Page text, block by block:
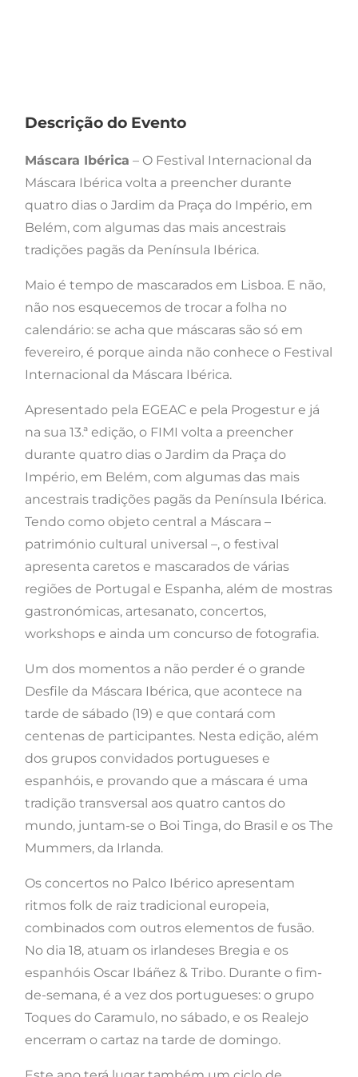
Descrição do Evento
Máscara Ibérica – O Festival Internacional da
Máscara Ibérica volta a preencher durante
quatro dias o Jardim da Praça do Império, em
Belém, com algumas das mais ancestrais
tradições pagãs da Península Ibérica.
Maio é tempo de mascarados em Lisboa. E não,
não nos esquecemos de trocar a folha no
calendário: se acha que máscaras são só em
fevereiro, é porque ainda não conhece o Festival
Internacional da Máscara Ibérica.
Apresentado pela EGEAC e pela Progestur e já
na sua 13.ª edição, o FIMI volta a preencher
durante quatro dias o Jardim da Praça do
Império, em Belém, com algumas das mais
ancestrais tradições pagãs da Península Ibérica.
Tendo como objeto central a Máscara –
património cultural universal –, o festival
apresenta caretos e mascarados de várias
regiões de Portugal e Espanha, além de mostras
gastronómicas, artesanato, concertos,
workshops e ainda um concurso de fotografia.
Um dos momentos a não perder é o grande
Desfile da Máscara Ibérica, que acontece na
tarde de sábado (19) e que contará com
centenas de participantes. Nesta edição, além
dos grupos convidados portugueses e
espanhóis, e provando que a máscara é uma
tradição transversal aos quatro cantos do
mundo, juntam-se o Boi Tinga, do Brasil e os The
Mummers, da Irlanda.
Os concertos no Palco Ibérico apresentam
ritmos folk de raiz tradicional europeia,
combinados com outros elementos de fusão.
No dia 18, atuam os irlandeses Bregia e os
espanhóis Oscar Ibáñez & Tribo. Durante o fim-
de-semana, é a vez dos portugueses: o grupo
Toques do Caramulo, no sábado, e os Realejo
encerram o cartaz na tarde de domingo.